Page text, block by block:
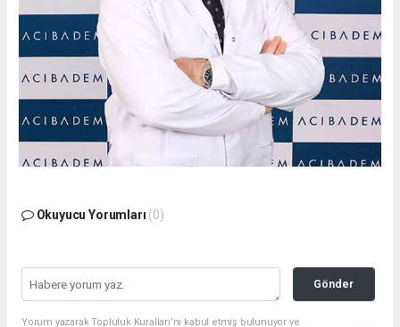
Okuyucu Yorumları (0)
Gönder
Yorum yazarak Topluluk Kuralları’nı kabul etmiş bulunuyor ve